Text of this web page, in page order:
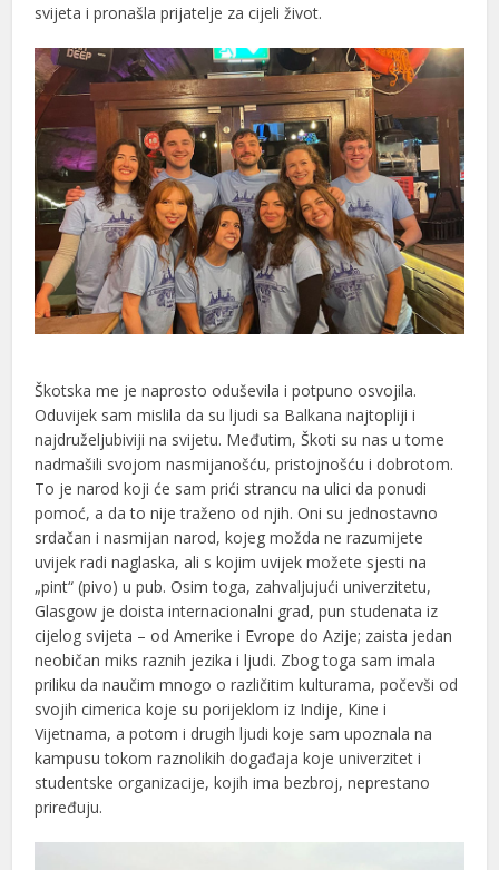
svijeta i pronašla prijatelje za cijeli život.
Škotska me je naprosto oduševila i potpuno osvojila.
Oduvijek sam mislila da su ljudi sa Balkana najtopliji i
najdruželjubiviji na svijetu. Međutim, Škoti su nas u tome
nadmašili svojom nasmijanošću, pristojnošću i dobrotom.
To je narod koji će sam prići strancu na ulici da ponudi
pomoć, a da to nije traženo od njih. Oni su jednostavno
srdačan i nasmijan narod, kojeg možda ne razumijete
uvijek radi naglaska, ali s kojim uvijek možete sjesti na
„pint“ (pivo) u pub. Osim toga, zahvaljujući univerzitetu,
Glasgow je doista internacionalni grad, pun studenata iz
cijelog svijeta – od Amerike i Evrope do Azije; zaista jedan
neobičan miks raznih jezika i ljudi. Zbog toga sam imala
priliku da naučim mnogo o različitim kulturama, počevši od
svojih cimerica koje su porijeklom iz Indije, Kine i
Vijetnama, a potom i drugih ljudi koje sam upoznala na
kampusu tokom raznolikih događaja koje univerzitet i
studentske organizacije, kojih ima bezbroj, neprestano
priređuju.